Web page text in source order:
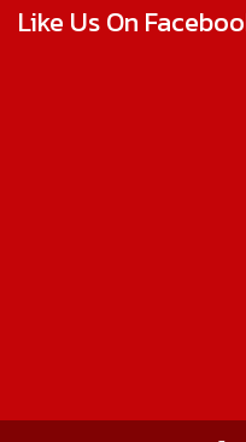
Like Us On